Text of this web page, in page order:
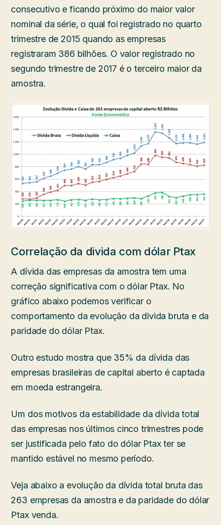
consecutivo e ficando próximo do maior valor
nominal da série, o qual foi registrado no quarto
trimestre de 2015 quando as empresas
registraram 386 bilhões. O valor registrado no
segundo trimestre de 2017 é o terceiro maior da
amostra.
Correlação da divida com dólar Ptax
A dívida das empresas da amostra tem uma
correção significativa com o dólar Ptax. No
gráfico abaixo podemos verificar o
comportamento da evolução da divida bruta e da
paridade do dólar Ptax.
Outro estudo mostra que 35% da dívida das
empresas brasileiras de capital aberto é captada
em moeda estrangeira.
Um dos motivos da estabilidade da dívida total
das empresas nos últimos cinco trimestres pode
ser justificada pelo fato do dólar Ptax ter se
mantido estável no mesmo período.
Veja abaixo a evolução da dívida total bruta das
263 empresas da amostra e da paridade do dólar
Ptax venda.